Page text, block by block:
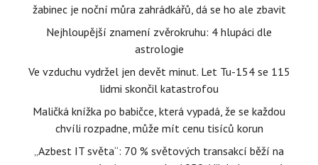
žabinec je noční můra zahrádkářů, dá se ho ale zbavit
Nejhloupější znamení zvěrokruhu: 4 hlupáci dle
astrologie
Ve vzduchu vydržel jen devět minut. Let Tu-154 se 115
lidmi skončil katastrofou
Maličká knížka po babičce, která vypadá, že se každou
chvíli rozpadne, může mít cenu tisíců korun
„Azbest IT světa“: 70 % světových transakcí běží na